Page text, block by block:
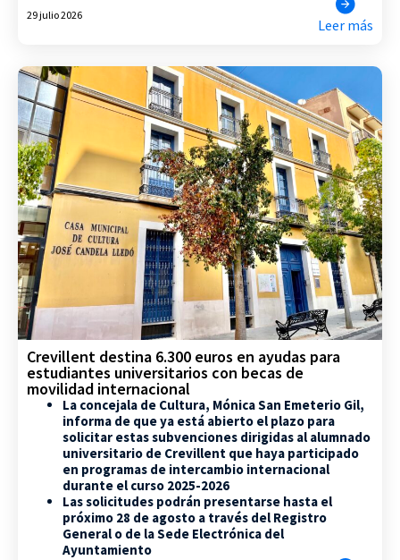
29 julio 2026
Leer más
Crevillent destina 6.300 euros en ayudas para
estudiantes universitarios con becas de
movilidad internacional
La concejala de Cultura, Mónica San Emeterio Gil,
informa de que ya está abierto el plazo para
solicitar estas subvenciones dirigidas al alumnado
universitario de Crevillent que haya participado
en programas de intercambio internacional
durante el curso 2025-2026
Las solicitudes podrán presentarse hasta el
próximo 28 de agosto a través del Registro
General o de la Sede Electrónica del
Ayuntamiento